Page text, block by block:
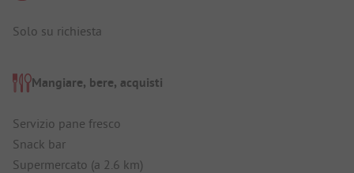
Solo su richiesta
Mangiare, bere, acquisti
Servizio pane fresco
Snack bar
Supermercato (a 2.6 km)